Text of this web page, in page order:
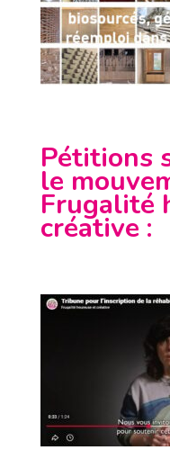
Pétitions
le
Frugalité
créative :